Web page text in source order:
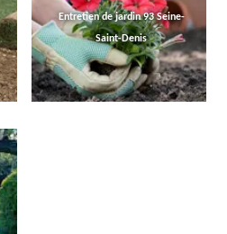
Entretien de jardin 93 Seine-
Saint-Denis